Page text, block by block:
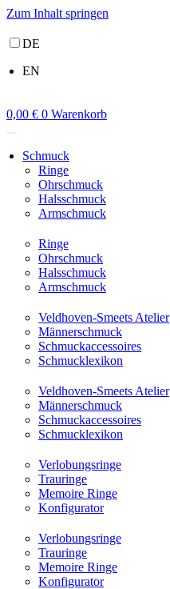
Zum Inhalt springen
DE
EN
0,00 € 0 Warenkorb
Schmuck
Ringe
Ohrschmuck
Halsschmuck
Armschmuck
Ringe
Ohrschmuck
Halsschmuck
Armschmuck
Veldhoven-Smeets Atelier
Männerschmuck
Schmuckaccessoires
Schmucklexikon
Veldhoven-Smeets Atelier
Männerschmuck
Schmuckaccessoires
Schmucklexikon
Verlobungsringe
Trauringe
Memoire Ringe
Konfigurator
Verlobungsringe
Trauringe
Memoire Ringe
Konfigurator